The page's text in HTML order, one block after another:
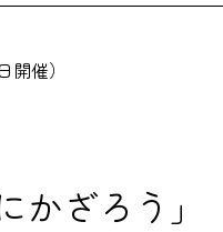
催）
ざろう」